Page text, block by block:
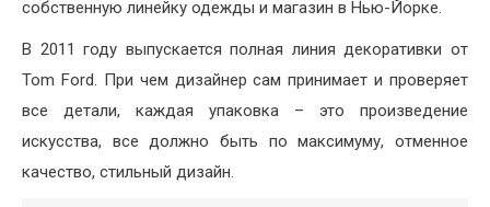
собственную линейку одежды и магазин в Нью-Йорке.
В 2011 году выпускается полная линия декоративки от
Tom Ford. При чем дизайнер сам принимает и проверяет
все детали, каждая упаковка – это произведение
искусства, все должно быть по максимуму, отменное
качество, стильный дизайн.